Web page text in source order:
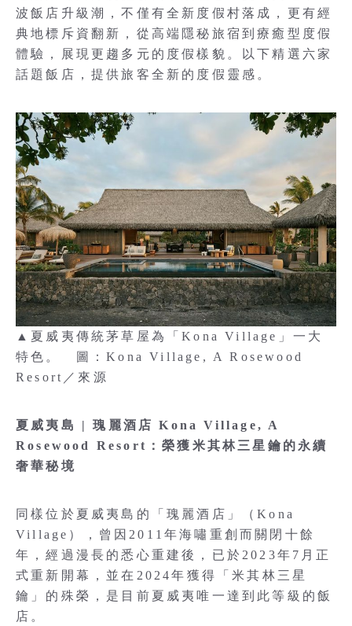
波飯店升級潮，不僅有全新度假村落成，更有經
典地標斥資翻新，從高端隱秘旅宿到療癒型度假
體驗，展現更趨多元的度假樣貌。以下精選六家
話題飯店，提供旅客全新的度假靈感。
▲夏威夷傳統茅草屋為「Kona Village」一大
特色。 圖：Kona Village, A Rosewood
Resort／來源
夏威夷島 | 瑰麗酒店 Kona Village, A
Rosewood Resort：榮獲米其林三星鑰的永續
奢華秘境
同樣位於夏威夷島的「瑰麗酒店」（Kona
Village），曾因2011年海嘯重創而關閉十餘
年，經過漫長的悉心重建後，已於2023年7月正
式重新開幕，並在2024年獲得「米其林三星
鑰」的殊榮，是目前夏威夷唯一達到此等級的飯
店。